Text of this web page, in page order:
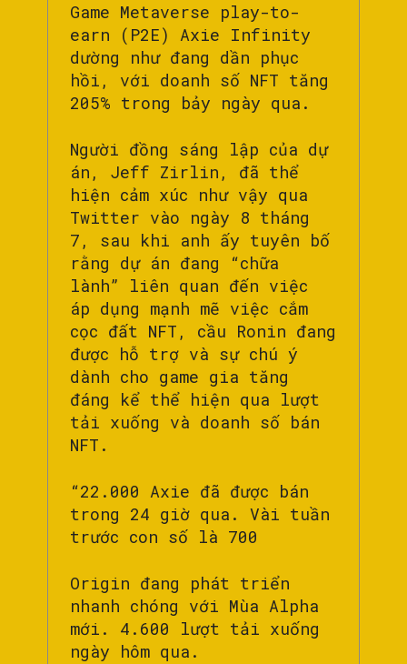
Game Metaverse play-to-
earn (P2E) Axie Infinity
dường như đang dần phục
hồi, với doanh số NFT tăng
205% trong bảy ngày qua.
Người đồng sáng lập của dự
án, Jeff Zirlin, đã thể
hiện cảm xúc như vậy qua
Twitter vào ngày 8 tháng
7, sau khi anh ấy tuyên bố
rằng dự án đang “chữa
lành” liên quan đến việc
áp dụng mạnh mẽ việc cắm
cọc đất NFT, cầu Ronin đang
được hỗ trợ và sự chú ý
dành cho game gia tăng
đáng kể thể hiện qua lượt
tải xuống và doanh số bán
NFT.
“22.000 Axie đã được bán
trong 24 giờ qua. Vài tuần
trước con số là 700
Origin đang phát triển
nhanh chóng với Mùa Alpha
mới. 4.600 lượt tải xuống
ngày hôm qua.